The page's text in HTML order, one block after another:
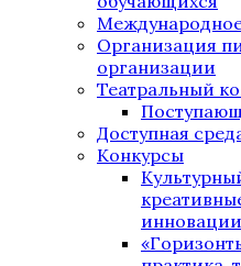
Организация
организации
Театральный
Доступная
Конкурсы
инновации